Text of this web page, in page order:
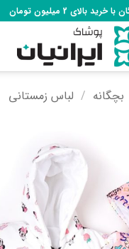
بالای 2 میلیون تومان
بچگانه / لباس زمستانی